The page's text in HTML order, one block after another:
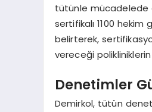
tütünle mücadelede
sertifikalı 1100 hekim
belirterek,
vereceği polikliniklerin
Denetimler
Demirkol, tütün